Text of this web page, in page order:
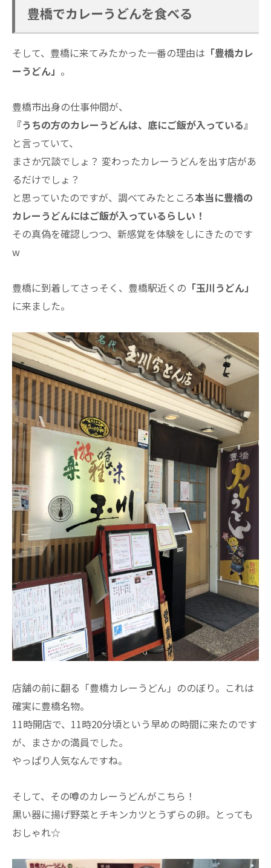
豊橋でカレーうどんを食べる
そして、豊橋に来てみたかった一番の理由は 「豊橋カレ
ーうどん」 。
豊橋市出身の仕事仲間が、
『うちの方のカレーうどんは、底にご飯が入っている』
と言っていて、
まさか冗談でしょ？ 変わったカレーうどんを出す店があ
るだけでしょ？
と思っていたのですが、調べてみたところ本当に豊橋の
カレーうどんにはご飯が入っているらしい！
その真偽を確認しつつ、新感覚を体験をしにきたのです
w
豊橋に到着してさっそく、豊橋駅近くの 「玉川うどん」
に来ました。
店舗の前に翻る「豊橋カレーうどん」ののぼり。これは
確実に豊橋名物。
11時開店で、11時20分頃という早めの時間に来たのです
が、まさかの満員でした。
やっぱり人気なんですね。
そして、その噂のカレーうどんがこちら！
黒い器に揚げ野菜とチキンカツとうずらの卵。とっても
おしゃれ☆